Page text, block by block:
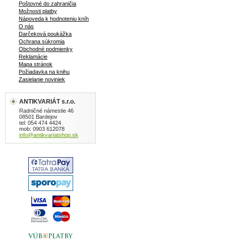
Poštovné do zahraničia
Možnosti platby
Nápoveda k hodnoteniu kníh
O nás
Darčeková poukážka
Ochrana súkromia
Obchodné podmienky
Reklamácie
Mapa stránok
Požiadavka na knihu
Zasielanie noviniek
ANTIKVARIÁT s.r.o.
Radničné námestie 46
08501 Bardejov
tel: 054 474 4424
mob: 0903 612078
info@antikvariatshop.sk